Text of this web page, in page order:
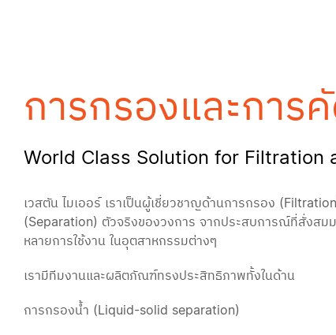
การกรองและการ
World Class Solution for Filtration
เวสตัน ไมเออร์ เราเป็นผู้เชี่ยวชาญด้านการกรอง
(Separation) ตัวจริงของวงการ จากประสบการณ์ที่สั่งสม
หลายการใช้งาน ในอุตสาหกรรมต่างๆ
เรามีทีมงานและผลิตภัณฑ์ทรงประสิทธิภาพทั้งในด้าน
การกรองน้ำ (Liquid-solid separation)